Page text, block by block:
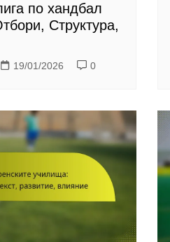
по хандбал
Структура,
19/01/2026 0